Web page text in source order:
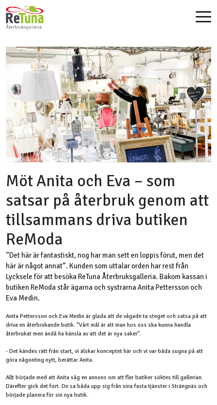
Möt Anita och Eva – som
satsar på återbruk genom att
tillsammans driva butiken
ReModa
”Det här är fantastiskt, nog har man sett en loppis förut, men det
här är något annat”. Kunden som uttalar orden har rest från
Lycksele för att besöka ReTuna Återbruksgalleria. Bakom kassan i
butiken ReModa står ägarna och systrarna Anita Pettersson och
Eva Medin.
Anita Pettersson och Eva Medin är glada att de vågade ta steget och satsa på att
driva en återbrukande butik. ”Vårt mål är att man hos oss ska kunna handla
återbrukat men ändå ha känsla av att det är nya saker”.
- Det kändes rätt från start, vi älskar konceptet här och vi var båda sugna på att
göra någonting nytt, berättar Anita.
Allt började med att Anita såg en annons om att fler butiker söktes till gallerian.
Därefter gick det fort. De sa båda upp sig från sina fasta tjänster i Strängnäs och
började planera för sin nya butik.